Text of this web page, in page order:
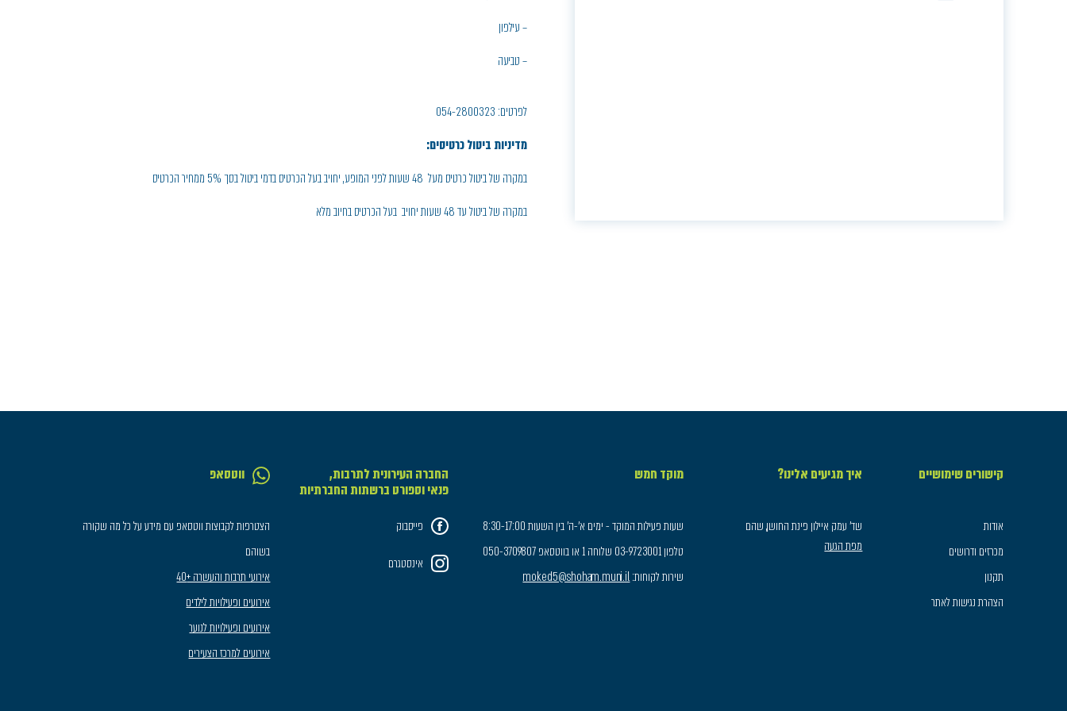
– עילפון
– טביעה
לפרטים: 054-2800323
מדיניות ביטול כרטיסים:
במקרה של ביטול כרטיס מעל 48 שעות לפני המופע, יחויב בעל הכרטיס בדמי ביטול בסך 5% ממחיר הכרטיס
במקרה של ביטול עד 48 שעות יחויב בעל הכרטיס בחיוב מלא
קישורים שימושיים
אודות
מכרזים ודרושים
תקנון
הצהרת נגישות לאתר
איך מגיעים אלינו?
שד׳ עמק איילון פינת החושן, שהם
מפת הגעה
מוקד חמש
שעות פעילות המוקד - ימים א'-ה' בין השעות 8:30-17:00
טלפון 03-9723001 שלוחה 1 או בווטסאפ 050-3709807
שירות לקוחות:moked5@shoham.muni.il
החברה העירונית לתרבות,
פנאי וספורט ברשתות החברתיות
פייסבוק
אינסטגרם
ווטסאפ
הצטרפות לקבוצות ווטסאפ עם מידע על כל מה שקורה
בשוהם
אירועי תרבות והעשרה +40
אירועים ופעילויות לילדים
אירועים ופעילויות לנוער
אירועים למרכז הצעירים